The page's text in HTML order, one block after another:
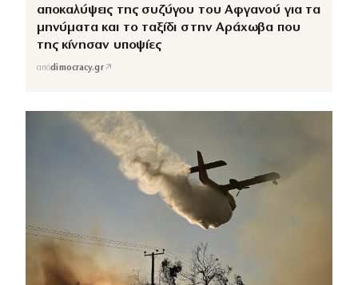
αποκαλύψεις της συζύγου του Αφγανού για τα
μηνύματα και το ταξίδι στην Αράχωβα που
της κίνησαν υποψίες
απόdimocracy.gr↗